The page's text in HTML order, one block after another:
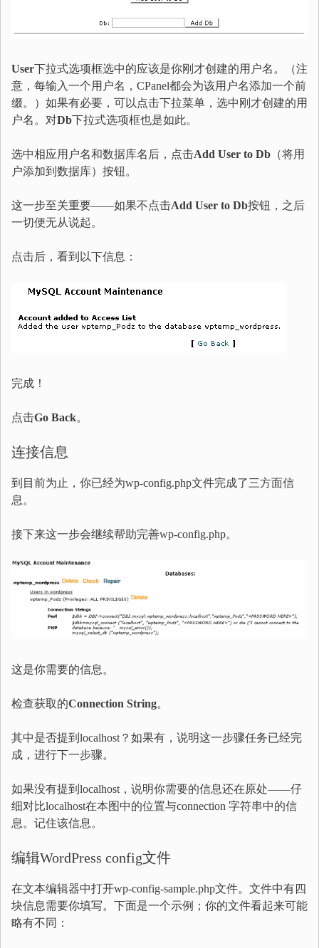
User下拉式选项框选中的应该是你刚才创建的用户名。（注
意，每输入一个用户名，CPanel都会为该用户名添加一个前
缀。）如果有必要，可以点击下拉菜单，选中刚才创建的用
户名。对Db下拉式选项框也是如此。
选中相应用户名和数据库名后，点击Add User to Db （将用
户添加到数据库）按钮。
这一步至关重要——如果不点击Add User to Db按钮，之后
一切便无从说起。
点击后，看到以下信息：
完成！
点击Go Back。
连接信息
到目前为止，你已经为wp-config.php文件完成了三方面信
息。
接下来这一步会继续帮助完善wp-config.php。
这是你需要的信息。
检查获取的Connection String。
其中是否提到localhost？如果有，说明这一步骤任务已经完
成，进行下一步骤。
如果没有提到localhost，说明你需要的信息还在原处——仔
细对比localhost在本图中的位置与connection 字符串中的信
息。记住该信息。
编辑WordPress config文件
在文本编辑器中打开wp-config-sample.php文件。文件中有四
块信息需要你填写。下面是一个示例；你的文件看起来可能
略有不同：